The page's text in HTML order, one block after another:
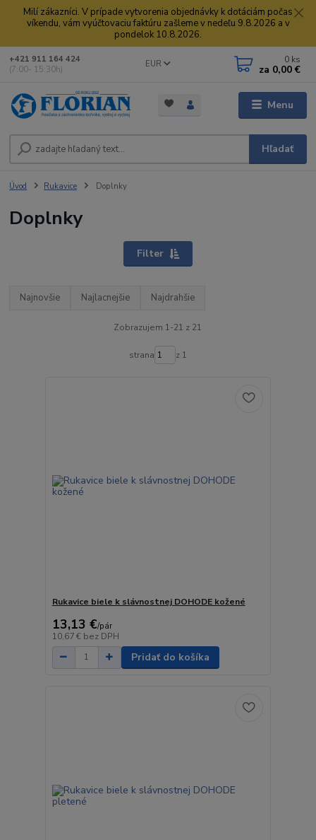
Milí zákazníci. V prípade vytvorenia objednávky k dotáciám počas
víkendu, vám vyúčtovaciu faktúru zašleme v nedeľu 9.8.2026 a v
pondelok 10.8.2026.
Menu
EUR
Hľadať
+421 911 164 424
(7:00- 15:30h)
0 ks
za 0,00 €
Úvod Rukavice Doplnky
Doplnky
Filter
Najnovšie Najlacnejšie Najdrahšie
Zobrazujem 1-21 z 21
strana z 1
Rukavice biele k slávnostnej DOHODE kožené
13,13 €/pár
10,67 € bez DPH
Pridať do košíka